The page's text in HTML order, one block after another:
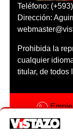
Teléfono:
Dirección:
Prohibida la
cualquier
titular, de todos